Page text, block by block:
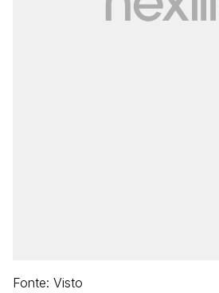
Fonte: Visto